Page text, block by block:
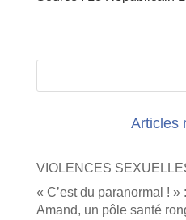
Articles
VIOLENCES
« C’est du paranormal !
Amand, un pôle santé